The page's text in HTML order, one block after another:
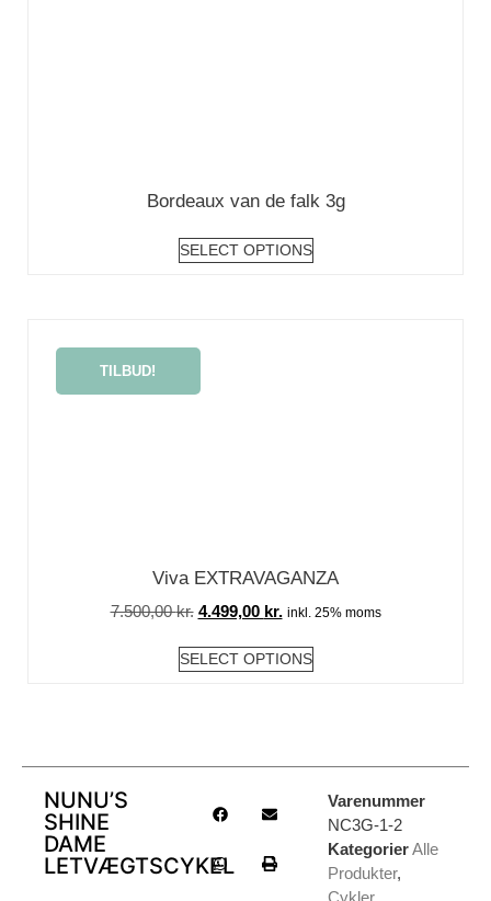
Bordeaux van de falk 3g
SELECT OPTIONS
TILBUD!
Viva EXTRAVAGANZA
7.500,00kr. 4.499,00 kr. inkl. 25% moms
SELECT OPTIONS
NUNU’S
SHINE
DAME
LETVÆGTSCYKEL
Varenummer
NC3G-1-2
KategorierAlle
Produkter,